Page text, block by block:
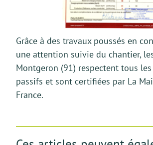
Grâce à des travaux poussés en
une attention suivie du chantier,
Montgeron (91) respectent tous
passifs et sont certifiées par La
France.